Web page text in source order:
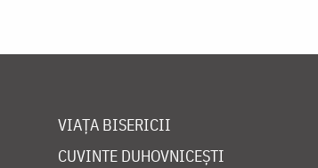
VIAȚA BISERICII
CUVINTE DUHOVNICEȘTI